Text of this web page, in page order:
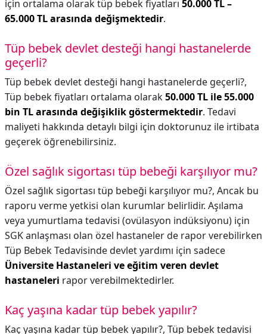
için ortalama olarak tüp bebek fiyatları 50.000 TL –
65.000 TL arasında değişmektedir.
Tüp bebek devlet desteği hangi hastanelerde
geçerli?
Tüp bebek devlet desteği hangi hastanelerde geçerli?,
Tüp bebek fiyatları ortalama olarak50.000 TL ile 55.000
bin TL arasında değişiklik göstermektedir. Tedavi
maliyeti hakkında detaylı bilgi için doktorunuz ile irtibata
geçerek öğrenebilirsiniz.
Özel sağlık sigortası tüp bebeği karşılıyor mu?
Özel sağlık sigortası tüp bebeği karşılıyor mu?, Ancak bu
raporu verme yetkisi olan kurumlar belirlidir. Aşılama
veya yumurtlama tedavisi (ovülasyon indüksiyonu) için
SGK anlaşması olan özel hastaneler de rapor verebilirken
Tüp Bebek Tedavisinde devlet yardımı için sadece
Üniversite Hastaneleri ve eğitim veren devlet
hastaneleri rapor verebilmektedirler.
Kaç yaşına kadar tüp bebek yapılır?
Kaç yaşına kadar tüp bebek yapılır?, Tüp bebek tedavisi